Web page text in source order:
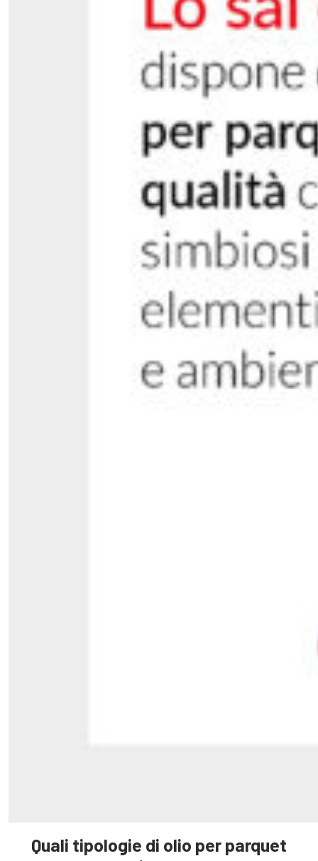
Quali tipologie di olio per parquet